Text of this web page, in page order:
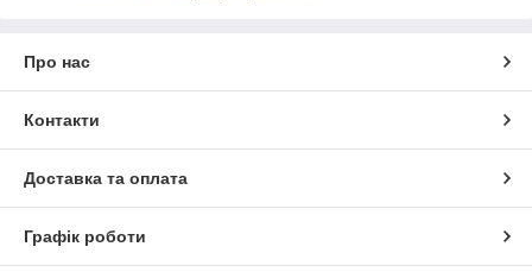
Про нас
Контакти
Доставка та оплата
Графік роботи